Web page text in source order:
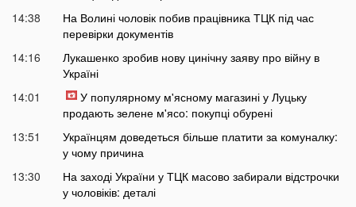
14:38
На Волині чоловік побив працівника ТЦК під час
перевірки документів
14:16
Лукашенко зробив нову цинічну заяву про війну в
Україні
14:01
У популярному м'ясному магазині у Луцьку
продають зелене м'ясо: покупці обурені
13:51
Українцям доведеться більше платити за комуналку:
у чому причина
13:30
На заході України у ТЦК масово забирали відстрочки
у чоловіків: деталі